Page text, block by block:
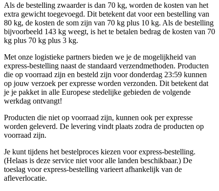
Als de bestelling zwaarder is dan 70 kg, worden de kosten van het
extra gewicht toegevoegd. Dit betekent dat voor een bestelling van
80 kg, de kosten de som zijn van 70 kg plus 10 kg. Als de bestelling
bijvoorbeeld 143 kg weegt, is het te betalen bedrag de kosten van 70
kg plus 70 kg plus 3 kg.
Met onze logistieke partners bieden we je de mogelijkheid van
express-bestelling naast de standaard verzendmethoden. Producten
die op voorraad zijn en besteld zijn voor donderdag 23:59 kunnen
op jouw verzoek per expresse worden verzonden. Dit betekent dat
je je pakket in alle Europese stedelijke gebieden de volgende
werkdag ontvangt!
Producten die niet op voorraad zijn, kunnen ook per expresse
worden geleverd. De levering vindt plaats zodra de producten op
voorraad zijn.
Je kunt tijdens het bestelproces kiezen voor express-bestelling.
(Helaas is deze service niet voor alle landen beschikbaar.) De
toeslag voor express-bestelling varieert afhankelijk van de
afleverlocatie.